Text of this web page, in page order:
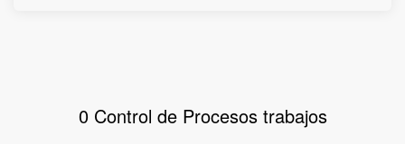
0 Control de Procesos trabajos